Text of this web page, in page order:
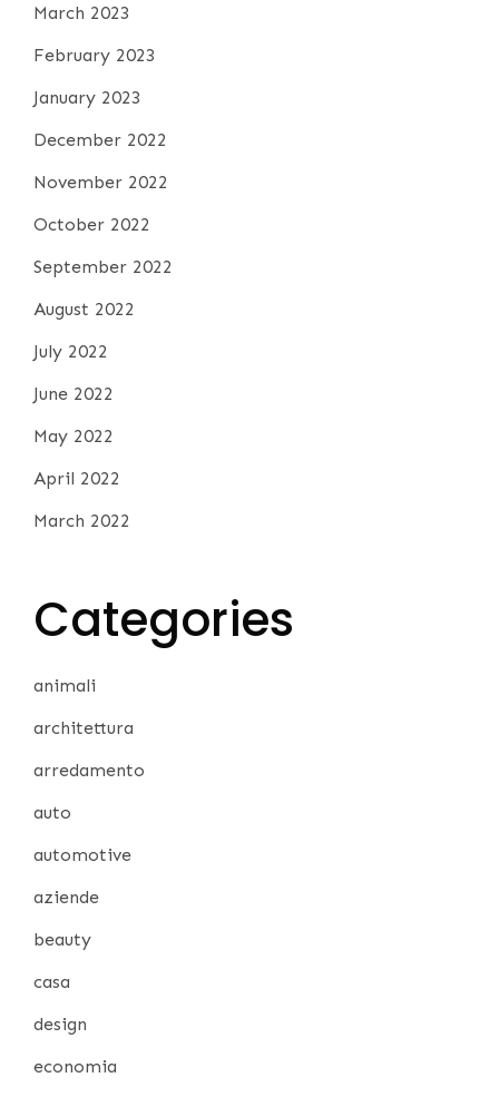
March 2023
February 2023
January 2023
December 2022
November 2022
October 2022
September 2022
August 2022
July 2022
June 2022
May 2022
April 2022
March 2022
Categories
animali
architettura
arredamento
auto
automotive
aziende
beauty
casa
design
economia